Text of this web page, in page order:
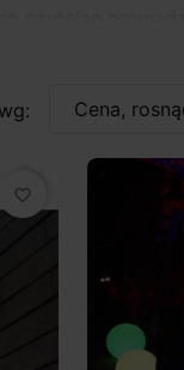
modele
–
Cena,
favorite_border